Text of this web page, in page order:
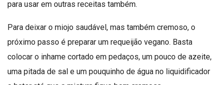
para usar em outras receitas também.
Para deixar o miojo saudável, mas também cremoso, o
próximo passo é preparar um requeijão vegano. Basta
colocar o inhame cortado em pedaços, um pouco de azeite,
uma pitada de sal e um pouquinho de água no liquidificador